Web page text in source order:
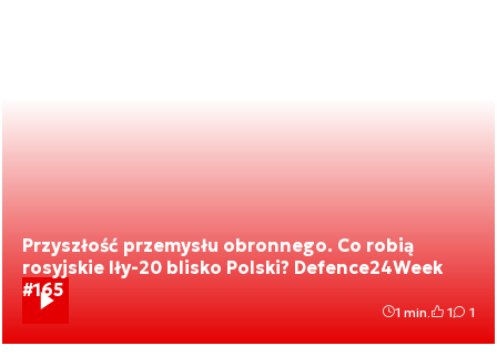
Przyszłość przemysłu obronnego. Co robią
rosyjskie Iły-20 blisko Polski? Defence24Week
#165
1 min. 1 1